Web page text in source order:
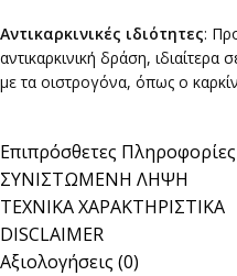
Αντικαρκινικές ιδιότητες:
αντικαρκινική δράση,
με τα οιστρογόνα, όπως ο
Επιπρόσθετες Πληροφορίες
ΣΥΝΙΣΤΩΜΕΝΗ ΛΗΨΗ
ΤΕΧΝΙΚΑ ΧΑΡΑΚΤΗΡΙΣΤΙΚΑ
DISCLAIMER
Αξιολογήσεις (0)